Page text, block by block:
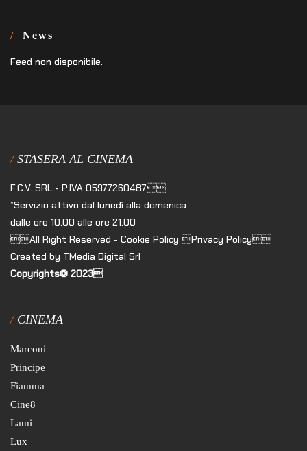
News
Feed non disponibile.
STASERA AL CINEMA
F.C.V. SRL - P.IVA 05977260487
*Servizio attivo dal lunedì alla domenica
dalle ore 10.00 alle ore 21.00
All Right Reserved - Cookie Policy Privacy Policy
Created by TMedia Digital Srl
Copyrights© 2023
CINEMA
Marconi
Principe
Fiamma
Cine8
Lami
Lux